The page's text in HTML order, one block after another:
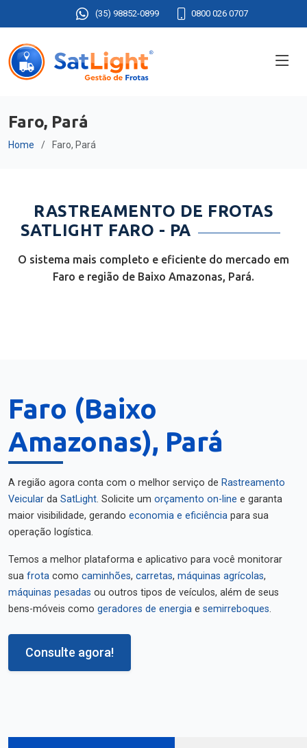
(35) 98852-0899 0800 026 0707
Faro, Pará
Home Faro, Pará
RASTREAMENTO DE FROTAS
SATLIGHT FARO - PA
O sistema mais completo e eficiente do mercado em
Faro e região de Baixo Amazonas, Pará.
Faro (Baixo
Amazonas), Pará
A região agora conta com o melhor serviço de Rastreamento
Veicular da SatLight. Solicite um orçamento on-line e garanta
maior visibilidade, gerando economia e eficiência para sua
operação logística.
Temos a melhor plataforma e aplicativo para você monitorar
sua frota como caminhões, carretas, máquinas agrícolas,
máquinas pesadas ou outros tipos de veículos, além de seus
bens-móveis como geradores de energia e semirreboques.
Consulte agora!